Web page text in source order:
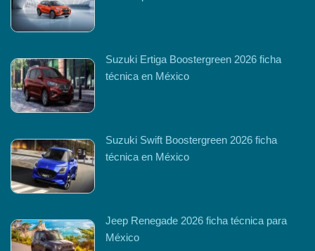
Suzuki Ertiga Boostergreen 2026 ficha
técnica en México
Suzuki Swift Boostergreen 2026 ficha
técnica en México
Jeep Renegade 2026 ficha técnica para
México